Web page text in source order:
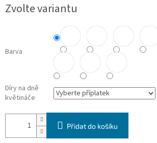
cena:
Zvolte variantu
Barva
Díry na dně
květináče
Přidat do košíku